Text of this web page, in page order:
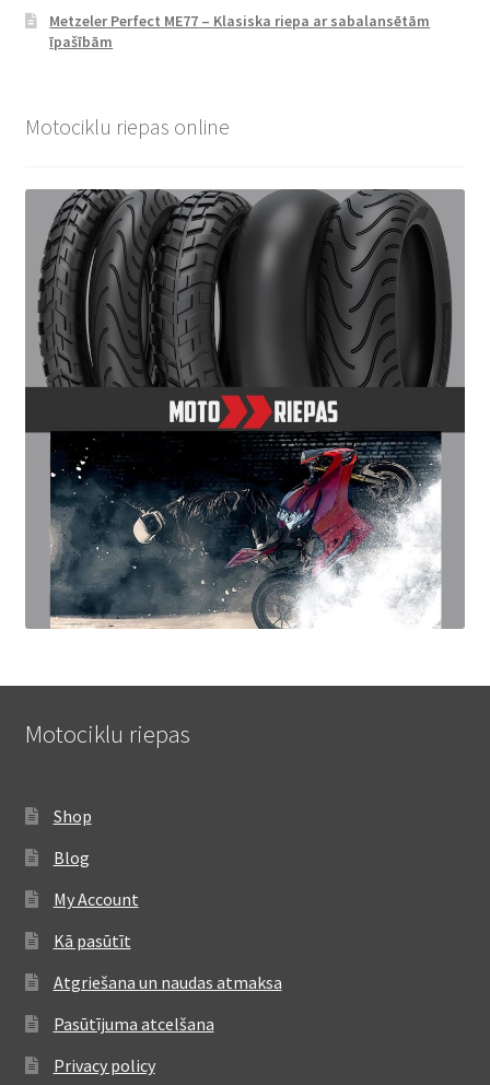
Metzeler Perfect ME77 – Klasiska riepa ar sabalansētām
īpašībām
Motociklu riepas online
Motociklu riepas
Shop
Blog
My Account
Kā pasūtīt
Atgriešana un naudas atmaksa
Pasūtījuma atcelšana
Privacy policy